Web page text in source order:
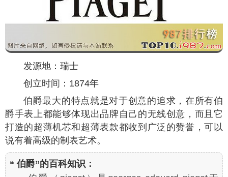
发源地：瑞士
创立时间：1874年
伯爵最大的特点就是对于创意的追求，在所有伯
爵手表上都能够体现出品牌自己的无线创意，而且它
打造的超薄机芯和超薄表款都收到广泛的赞誉，可以
说有着高级的制表艺术。
“ 伯爵”的百科知识：